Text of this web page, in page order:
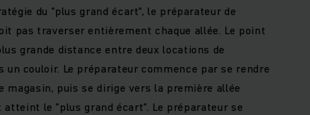
du "plus grand écart", le préparateur de
pas traverser entièrement chaque allée. Le point
grande distance entre deux locations de
un couloir. Le préparateur commence par se rendre
magasin, puis se dirige vers la première allée
atteint le "plus grand écart". Le préparateur se